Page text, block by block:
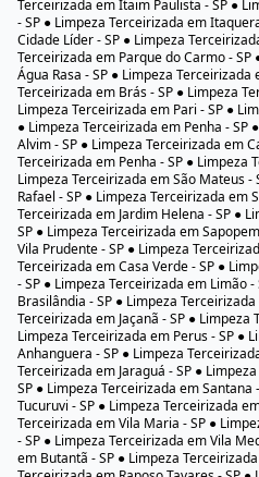
Terceirizada em Itaim Paulista - SP ●
- SP ● Limpeza Terceirizada em
Cidade Líder - SP ● Limpeza
Terceirizada em Parque do Carmo -
Água Rasa - SP ● Limpeza Terceirizada
Terceirizada em Brás - SP ● Limpeza
Limpeza Terceirizada em Pari - SP ●
● Limpeza Terceirizada em Penha -
Alvim - SP ● Limpeza Terceirizada em
Terceirizada em Penha - SP ● Limpeza
Limpeza Terceirizada em São Mateus -
Rafael - SP ● Limpeza Terceirizada em
Terceirizada em Jardim Helena - SP ●
SP ● Limpeza Terceirizada em
Vila Prudente - SP ● Limpeza
Terceirizada em Casa Verde - SP ●
- SP ● Limpeza Terceirizada em Limão
Brasilândia - SP ● Limpeza
Terceirizada em Jaçanã - SP ●
Limpeza Terceirizada em Perus - SP ●
Anhanguera - SP ● Limpeza
Terceirizada em Jaraguá - SP ●
SP ● Limpeza Terceirizada em
Tucuruvi - SP ● Limpeza Terceirizada
Terceirizada em Vila Maria - SP ●
- SP ● Limpeza Terceirizada em Vila
em Butantã - SP ● Limpeza